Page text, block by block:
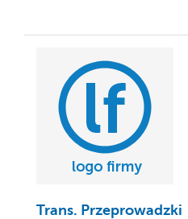
Trans. Przeprowadzki